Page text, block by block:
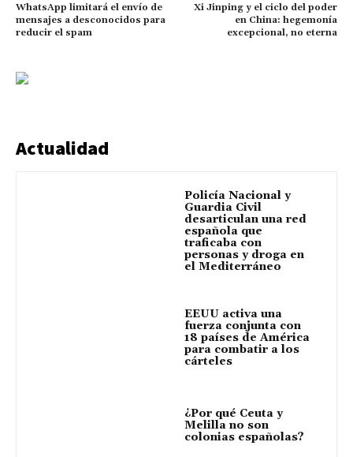
WhatsApp limitará el envío de
mensajes a desconocidos para
reducir el spam
Xi Jinping y el ciclo del poder
en China: hegemonía
excepcional, no eterna
Actualidad
Policía Nacional y
Guardia Civil
desarticulan una red
española que
traficaba con
personas y droga en
el Mediterráneo
EEUU activa una
fuerza conjunta con
18 países de América
para combatir a los
cárteles
¿Por qué Ceuta y
Melilla no son
colonias españolas?